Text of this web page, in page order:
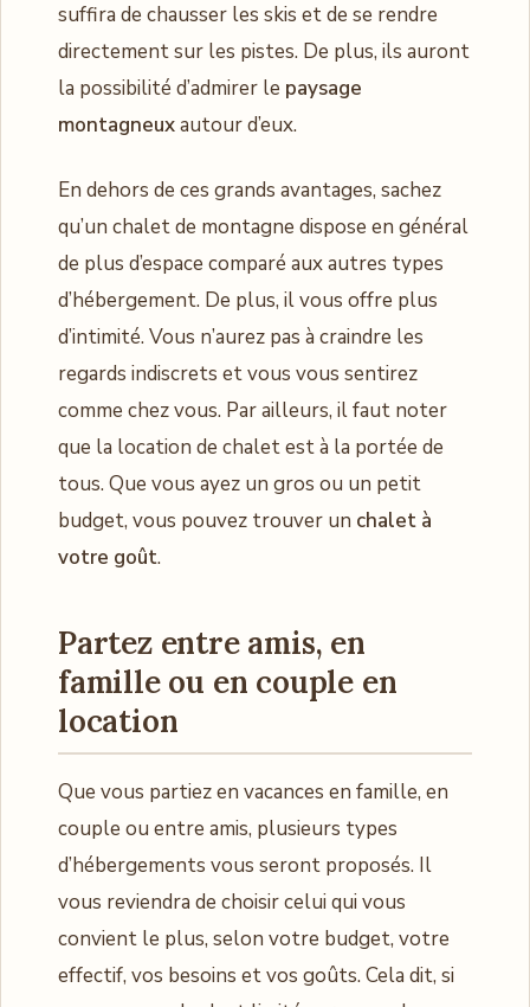
suffira de chausser les skis et de se rendre
directement sur les pistes. De plus, ils auront
la possibilité d’admirer le paysage
montagneuxautour d’eux.
En dehors de ces grands avantages, sachez
qu’un chalet de montagne dispose en général
de plus d’espace comparé aux autres types
d’hébergement. De plus, il vous offre plus
d’intimité. Vous n’aurez pas à craindre les
regards indiscrets et vous vous sentirez
comme chez vous. Par ailleurs, il faut noter
que la location de chalet est à la portée de
tous. Que vous ayez un gros ou un petit
budget, vous pouvez trouver un chalet à
votre goût.
Partez entre amis, en
famille ou en couple en
location
Que vous partiez en vacances en famille, en
couple ou entre amis, plusieurs types
d’hébergements vous seront proposés. Il
vous reviendra de choisir celui qui vous
convient le plus, selon votre budget, votre
effectif, vos besoins et vos goûts. Cela dit, si